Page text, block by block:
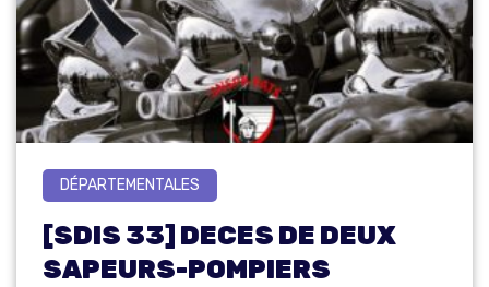
DÉPARTEMENTALES
[SDIS 33] DECES DE DEUX
SAPEURS-POMPIERS